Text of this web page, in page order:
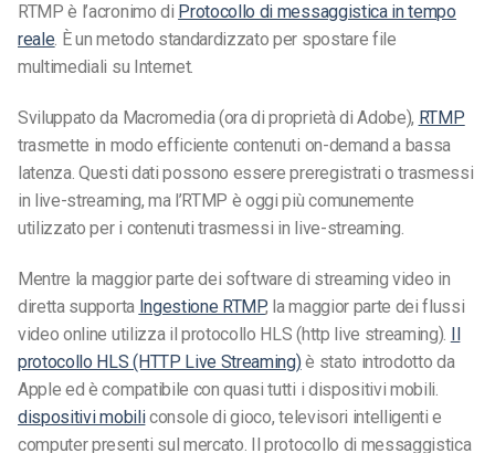
RTMP è l’acronimo di Protocollo di messaggistica in tempo
reale. È un metodo standardizzato per spostare file
multimediali su Internet.
Sviluppato da Macromedia (ora di proprietà di Adobe), RTMP
trasmette in modo efficiente contenuti on-demand a bassa
latenza. Questi dati possono essere preregistrati o trasmessi
in live-streaming, ma l’RTMP è oggi più comunemente
utilizzato per i contenuti trasmessi in live-streaming.
Mentre la maggior parte dei software di streaming video in
diretta supporta Ingestione RTMP, la maggior parte dei flussi
video online utilizza il protocollo HLS (http live streaming). Il
protocollo HLS (HTTP Live Streaming)è stato introdotto da
Apple ed è compatibile con quasi tutti i dispositivi mobili.
dispositivi mobiliconsole di gioco, televisori intelligenti e
computer presenti sul mercato. Il protocollo di messaggistica